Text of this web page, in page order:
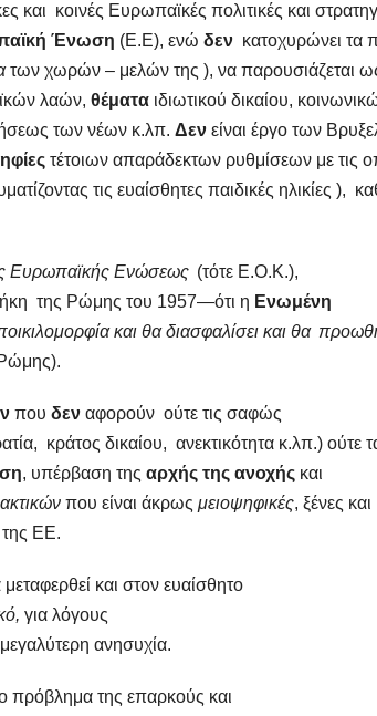
κοινές Ευρωπαϊκές πολιτικές και
Ένωση (Ε.Ε), ενώ δεν κατοχυρώνει τα
των χωρών – μελών της ), να παρουσιάζεται
λαών, θέματα ιδιωτικού δικαίου,
των νέων κ.λπ. Δεν είναι έργο των
τέτοιων απαράδεκτων ρυθμίσεων με τις
τις ευαίσθητες παιδικές ηλικίες ),
Ευρωπαϊκής Ενώσεως (τότε Ε.Ο.Κ.),
της Ρώμης του 1957—ότι η Ενωμένη
και θα διασφαλίσει και θα
Ρώμης).
που δεν αφορούν ούτε τις σαφώς
κράτος δικαίου, ανεκτικότητα κ.λπ.) ούτε
, υπέρβαση της αρχής της ανοχής και
που είναι άκρως μειοψηφικές, ξένες και
ΕΕ.
και στον ευαίσθητο
για λόγους
ανησυχία.
πρόβλημα της επαρκούς και